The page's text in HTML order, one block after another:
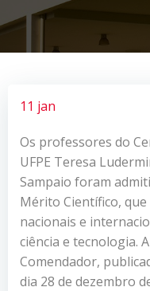
11 jan
Os professores do
UFPE Teresa
Sampaio foram
Mérito Científico,
nacionais e
ciência e tecnologia.
Comendador,
dia 28 de dezembro